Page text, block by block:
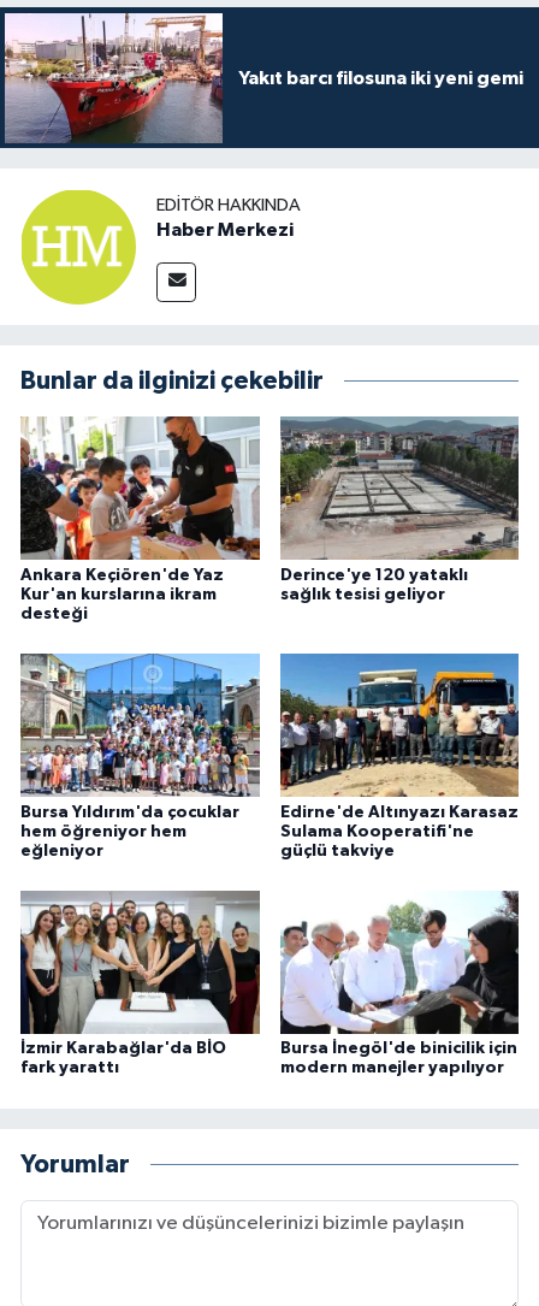
Yakıt barcı filosuna iki yeni gemi
EDITÖR HAKKINDA
Haber Merkezi
Bunlar da ilginizi çekebilir
Ankara Keçiören'de Yaz
Kur'an kurslarına ikram
desteği
Derince'ye 120 yataklı
sağlık tesisi geliyor
Bursa Yıldırım'da çocuklar
hem öğreniyor hem
eğleniyor
Edirne'de Altınyazı Karasaz
Sulama Kooperatifi'ne
güçlü takviye
İzmir Karabağlar'da BİO
fark yarattı
Bursa İnegöl'de binicilik için
modern manejler yapılıyor
Yorumlar